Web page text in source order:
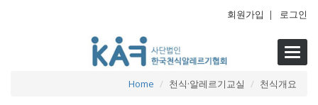
회원가입 | 로그인
Home
천식·알레르기교실 천식개요